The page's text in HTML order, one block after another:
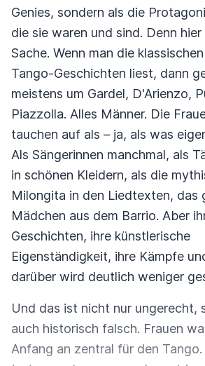
Genies, sondern als die
die sie waren und sind. Denn
Sache. Wenn man die klassischen
Tango-Geschichten liest, dann
meistens um Gardel, D'Arienzo,
Piazzolla. Alles Männer. Die
tauchen auf als – ja, als was
Als Sängerinnen manchmal, als
in schönen Kleidern, als die
Milongita in den Liedtexten, das
Mädchen aus dem Barrio. Aber
Geschichten, ihre künstlerische
Eigenständigkeit, ihre Kämpfe
darüber wird deutlich weniger
Und das ist nicht nur ungerecht,
auch historisch falsch. Frauen
Anfang an zentral für den